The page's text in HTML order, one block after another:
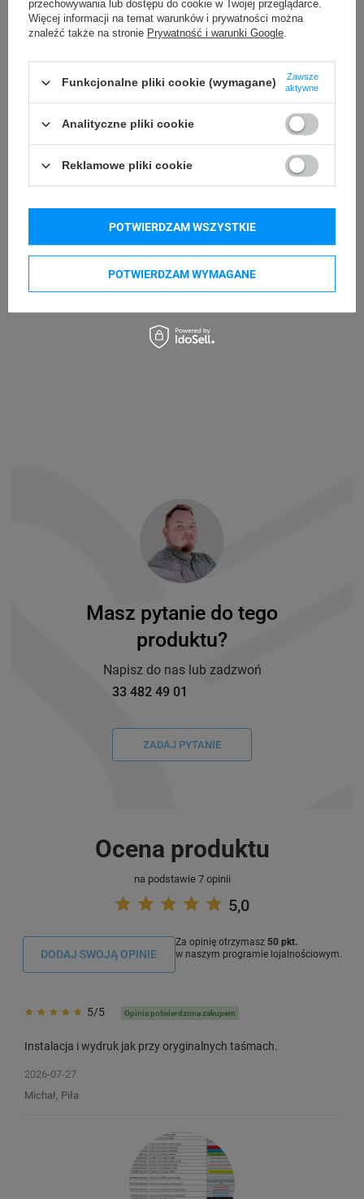
odpowiedzialny
Bielska 210
43-400 Cieszyn (Polska)
odpowiedzialne
Specmark
Bielska 210
43-400 Cieszyn (Polska)
e-mail: gspr@ptmb.pl
Kupowane razem
Masz pytanie do tego
produktu?
Napisz do nas lub zadzwoń
33 482 49 01
ZADAJ PYTANIE
Ocena produktu
na podstawie 7 opinii
5,0
DODAJ SWOJĄ OPINIE
Za opinię otrzymasz 50 pkt.
w naszym programie lojalnościowym.
5/5 Opinia potwierdzona zakupem
Instalacja i wydruk jak przy oryginalnych taśmach.
2026-07-27
Michał, Piła
przechowywania lub dostępu do cookie w Twojej przeglądarce.
Więcej informacji na temat warunków i prywatności można
znaleźć także na stronie Prywatność i warunki Google.
Funkcjonalne pliki cookie (wymagane)
Zawsze
aktywne
Analityczne pliki cookie
Reklamowe pliki cookie
POTWIERDZAM WYMAGANE
POTWIERDZAM WSZYSTKIE